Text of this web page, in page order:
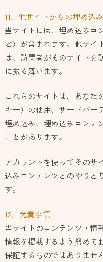
11．他サイトからの埋め込
当サイトには、埋め込みコ
ど）が含まれます。他サイ
は、訪問者がそのサイトを
に振る舞います。
これらのサイトは、あなた
キー）の使用、サードパー
埋め込み、埋め込みコンテ
ことがあります。
アカウントを使ってそのサ
込みコンテンツとのやりと
す。
12．免責事項
当サイトのコンテンツ・情
情報を掲載するよう努めて
保証するものではありませ